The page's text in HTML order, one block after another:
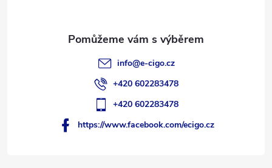
info@e-cigo.cz
+420 602283478
+420 602283478
https://www.facebook.com/ecigo.cz